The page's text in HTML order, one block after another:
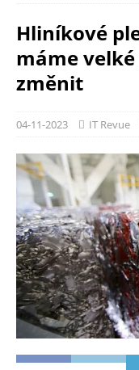
Hliníkové
máme
změnit
04-11-2023 IT Revue